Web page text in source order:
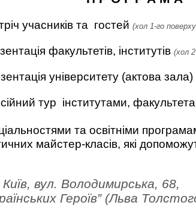
учасників та гостей(хол 1-го
факультетів, інститутів(хол
університету (актова зала)
тур інститутами,
та освітніми
майстер-класів, які
вул. Володимирська, 68,
Героїв” (Льва